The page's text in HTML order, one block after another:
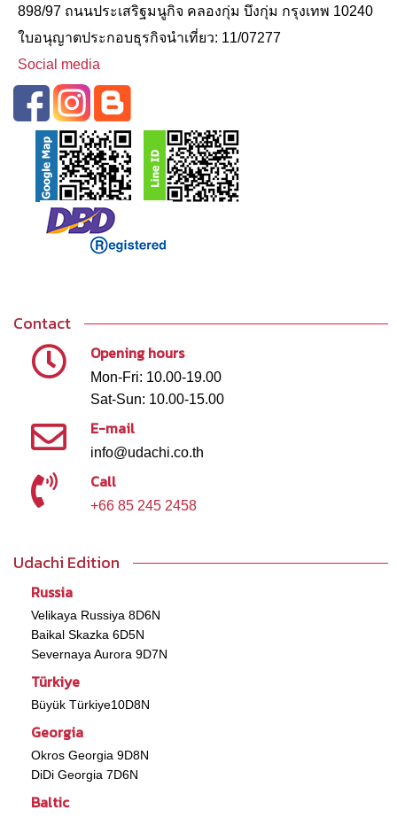
898/97 ถนนประเสริฐมนูกิจ คลองกุ่ม บึงกุ่ม กรุงเทพ 10240
ใบอนุญาตประกอบธุรกิจนําเที่ยว: 11/07277
Social media
Contact
Opening hours
Mon-Fri: 10.00-19.00
Sat-Sun: 10.00-15.00
E-mail
info@udachi.co.th
Call
+66 85 245 2458
Udachi Edition
Russia
Velikaya Russiya 8D6N
Baikal Skazka 6D5N
Severnaya Aurora 9D7N
Türkiye
Büyük Türkiye10D8N
Georgia
Okros Georgia 9D8N
DiDi Georgia 7D6N
Baltic